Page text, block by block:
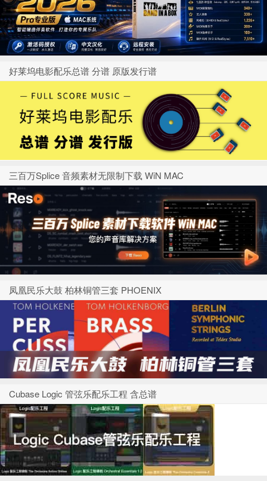
好莱坞电影配乐总谱 分谱 原版发行谱
三百万Splice 音频素材无限制下载 WiN MAC
凤凰民乐大鼓 柏林铜管三套 PHOENIX
Cubase Logic 管弦乐配乐工程 含总谱